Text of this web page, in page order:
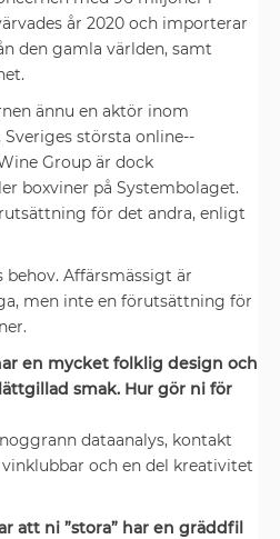
år 2020 och ­importerar
den gamla världen, samt
ännu en aktör inom
Sveriges största online-­
Group är dock
boxviner på Systembolaget.
för det ­andra, enligt
behov. Affärsmässigt är
men inte en förutsättning för
en mycket folklig design och
smak. Hur gör ni för
dataanalys, kontakt
och en del ­kreativitet
att ni ”stora” har en gräddfil